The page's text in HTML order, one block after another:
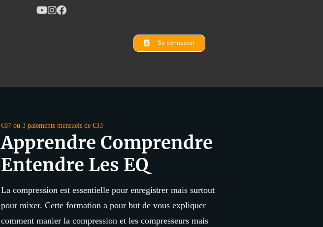
Se connecter
€87 ou 3 paiements mensuels de €33
Apprendre Comprendre
Entendre Les EQ
La compression est essentielle pour enregistrer mais surtout
pour mixer. Cette formation a pour but de vous expliquer
comment manier la compression et les compresseurs mais